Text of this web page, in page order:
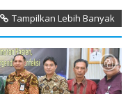
Tampilkan Lebih Banyak